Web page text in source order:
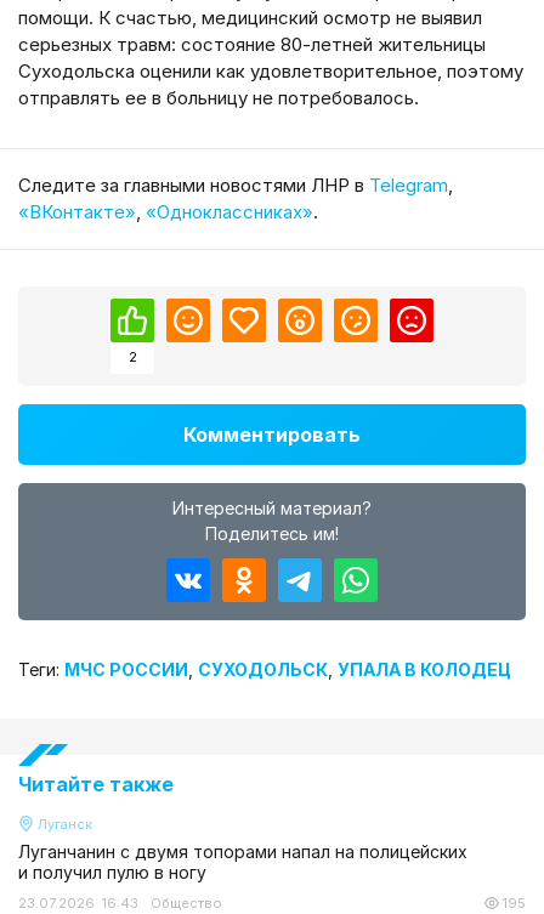
помощи. К счастью, медицинский осмотр не выявил
серьезных травм: состояние 80-летней жительницы
Суходольска оценили как удовлетворительное, поэтому
отправлять ее в больницу не потребовалось.
Cледите за главными новостями ЛНР в Telegram,
«ВКонтакте», «Одноклассниках».
2
Комментировать
Интересный материал?
Поделитесь им!
Теги: МЧС РОССИИ СУХОДОЛЬСК УПАЛА В КОЛОДЕЦ
Читайте также
Луганск
Луганчанин с двумя топорами напал на полицейских
и получил пулю в ногу
23.07.2026 16:43 Общество 195